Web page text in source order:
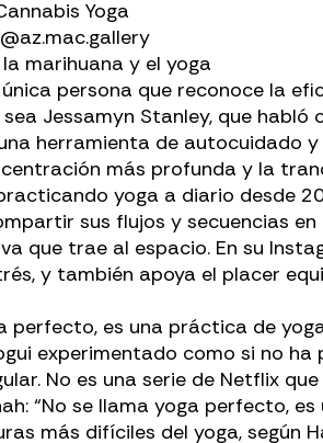
@az.mac.gallery
marihuana y el yoga
persona que reconoce la
Jessamyn Stanley, que habló
herramienta de autocuidado
más profunda y la
yoga a diario desde
sus flujos y secuencias
que trae al espacio. En su
y también apoya el placer
perfecto, es una práctica de
experimentado como si no
No es una serie de Netflix
“No se llama yoga perfecto,
más difíciles del yoga, según